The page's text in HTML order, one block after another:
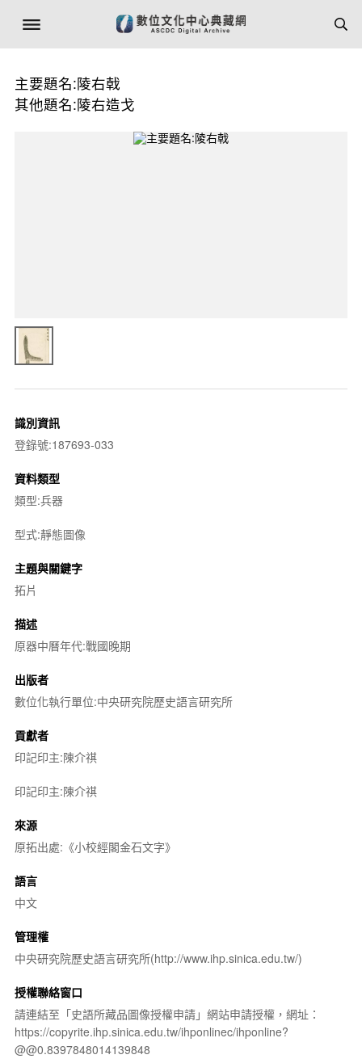
主要題名:陵右戟
其他題名:陵右造戈
識別資訊
登錄號:187693-033
資料類型
類型:兵器
型式:靜態圖像
主題與關鍵字
拓片
描述
原器中曆年代:戰國晚期
出版者
數位化執行單位:中央研究院歷史語言研究所
貢獻者
印記印主:陳介祺
印記印主:陳介祺
來源
原拓出處:《小校經閣金石文字》
語言
中文
管理權
中央研究院歷史語言研究所(http://www.ihp.sinica.edu.tw/)
授權聯絡窗口
請連結至「史語所藏品圖像授權申請」網站申請授權，網址：
https://copyrite.ihp.sinica.edu.tw/ihponlinec/ihponline?
@@0.8397848014139848